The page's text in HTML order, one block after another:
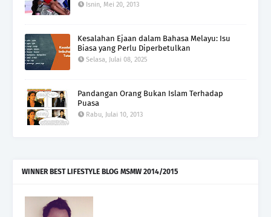
Isnin, Mei 20, 2013
Kesalahan Ejaan dalam Bahasa Melayu: Isu
Biasa yang Perlu Diperbetulkan
Selasa, Julai 08, 2025
Pandangan Orang Bukan Islam Terhadap
Puasa
Rabu, Julai 10, 2013
WINNER BEST LIFESTYLE BLOG MSMW 2014/2015